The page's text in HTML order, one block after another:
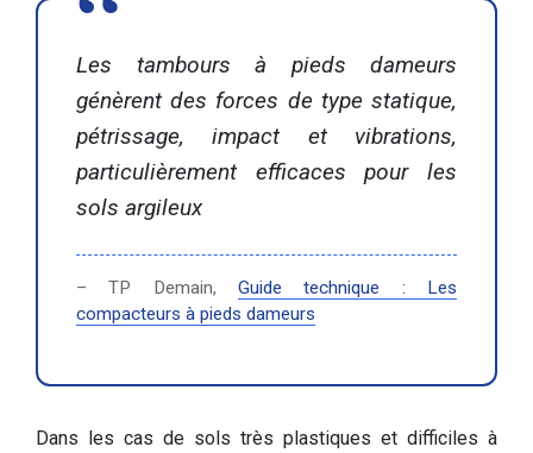
Les tambours à pieds dameurs
génèrent des forces de type statique,
pétrissage, impact et vibrations,
particulièrement efficaces pour les
sols argileux
– TP Demain, Guide technique : Les
compacteurs à pieds dameurs
Dans les cas de sols très plastiques et difficiles à